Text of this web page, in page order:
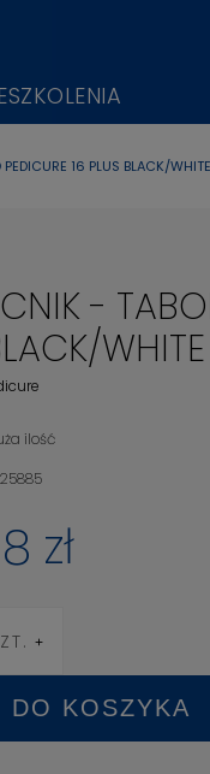
SZKOLENIA
16 PLUS BLACK/WHITE
-
WHITE
ilość
zł
DO KOSZYKA